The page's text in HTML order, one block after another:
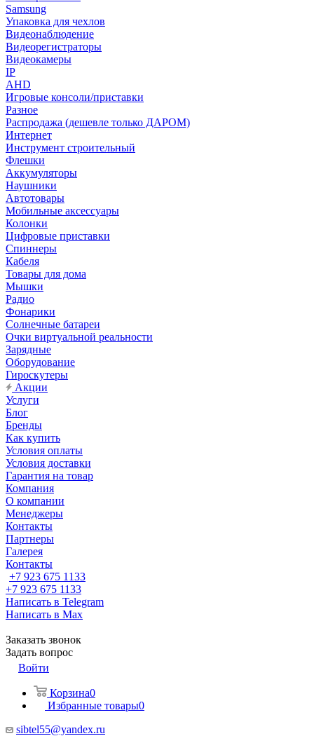
Samsung
Упаковка для чехлов
Видеонаблюдение
Видеорегистраторы
Видеокамеры
IP
AHD
Игровые консоли/приставки
Разное
Распродажа (дешевле только ДАРОМ)
Интернет
Инструмент строительный
Флешки
Аккумуляторы
Наушники
Автотовары
Мобильные аксессуары
Колонки
Цифровые приставки
Спиннеры
Кабеля
Товары для дома
Мышки
Радио
Фонарики
Солнечные батареи
Очки виртуальной реальности
Зарядные
Оборудование
Гироскутеры
Акции
Услуги
Блог
Бренды
Как купить
Условия оплаты
Условия доставки
Гарантия на товар
Компания
О компании
Менеджеры
Контакты
Партнеры
Галерея
Контакты
+7 923 675 1133
+7 923 675 1133
Написать в Telegram
Написать в Max
Заказать звонок
Задать вопрос
Войти
Корзина0
Избранные товары0
sibtel55@yandex.ru